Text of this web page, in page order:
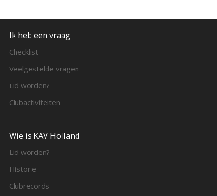
Ik heb een vraag
Checklist
Veelgestelde vragen
Lid worden?
Clubactiviteiten
Wie is KAV Holland
Lid worden?
Historie
Clubrecords